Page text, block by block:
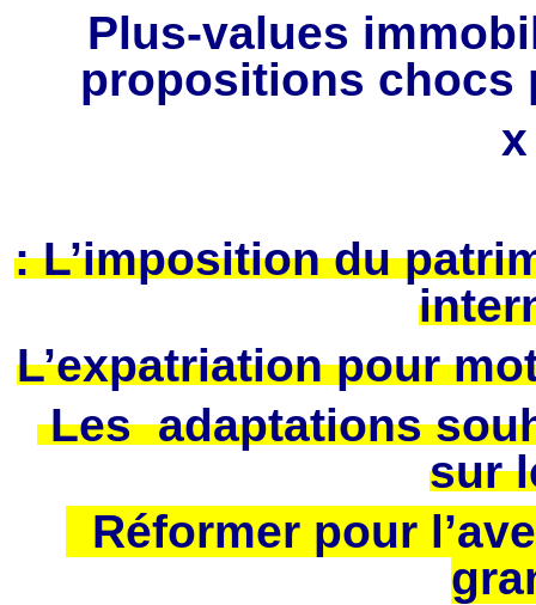
Plus-values
propositions chocs
: L’imposition du
L’expatriation pour
Les adaptations
sur
Réformer pour